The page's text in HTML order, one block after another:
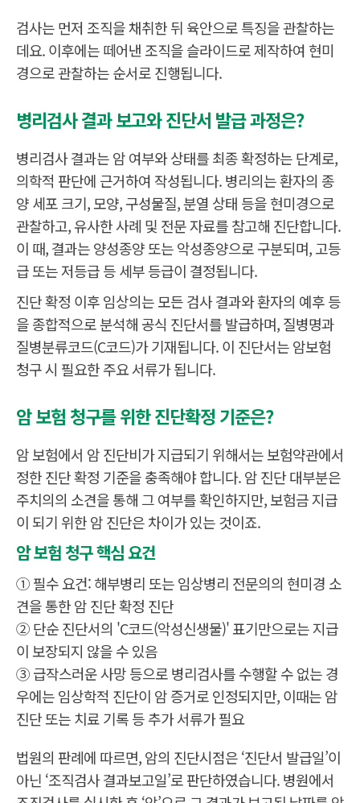
검사는 먼저 조직을 채취한 뒤 육안으로 특징을 관찰하는
데요. 이후에는 떼어낸 조직을 슬라이드로 제작하여 현미
경으로 관찰하는 순서로 진행됩니다.
병리검사 결과 보고와 진단서 발급 과정은?
병리검사 결과는 암 여부와 상태를 최종 확정하는 단계로,
의학적 판단에 근거하여 작성됩니다. 병리의는 환자의 종
양 세포 크기, 모양, 구성물질, 분열 상태 등을 현미경으로
관찰하고, 유사한 사례 및 전문 자료를 참고해 진단합니다.
이 때, 결과는 양성종양 또는 악성종양으로 구분되며, 고등
급 또는 저등급 등 세부 등급이 결정됩니다.
진단 확정 이후 임상의는 모든 검사 결과와 환자의 예후 등
을 종합적으로 분석해 공식 진단서를 발급하며, 질병명과
질병분류코드(C코드)가 기재됩니다. 이 진단서는 암보험
청구 시 필요한 주요 서류가 됩니다.
암 보험 청구를 위한 진단확정 기준은?
암 보험에서 암 진단비가 지급되기 위해서는 보험약관에서
정한 진단 확정 기준을 충족해야 합니다. 암 진단 대부분은
주치의의 소견을 통해 그 여부를 확인하지만, 보험금 지급
이 되기 위한 암 진단은 차이가 있는 것이죠.
암 보험 청구 핵심 요건
① 필수 요건: 해부병리 또는 임상병리 전문의의 현미경 소
견을 통한 암 진단 확정 진단
② 단순 진단서의 'C코드(악성신생물)' 표기만으로는 지급
이 보장되지 않을 수 있음
③ 급작스러운 사망 등으로 병리검사를 수행할 수 없는 경
우에는 임상학적 진단이 암 증거로 인정되지만, 이때는 암
진단 또는 치료 기록 등 추가 서류가 필요
법원의 판례에 따르면, 암의 진단시점은 ‘진단서 발급일’이
아닌 ‘조직검사 결과보고일’로 판단하였습니다. 병원에서